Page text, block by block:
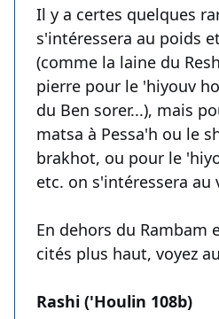
Il y a certes quelques
s'intéressera au poids
(comme la laine du
pierre pour le 'hiyouv
du Ben sorer...), mais
matsa à Pessa'h ou le
brakhot, ou pour le
etc. on s'intéressera au
En dehors du Rambam
cités plus haut, voyez
Rashi ('Houlin 108b)